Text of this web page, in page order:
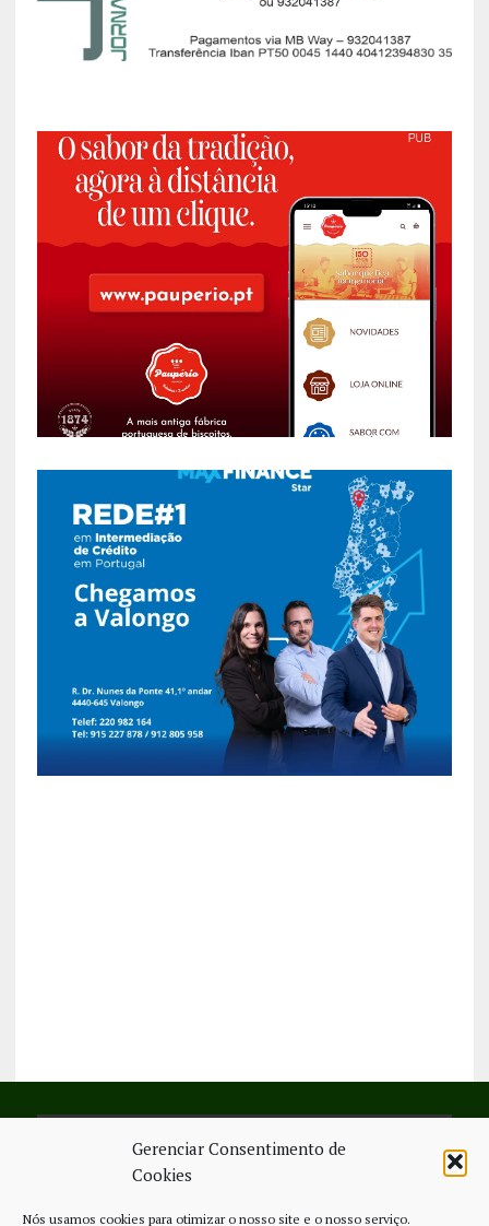
Gerenciar Consentimento de
Cookies
Nós usamos cookies para otimizar o nosso site e o nosso serviço.
SIGA-NOS NO FACEBOOK